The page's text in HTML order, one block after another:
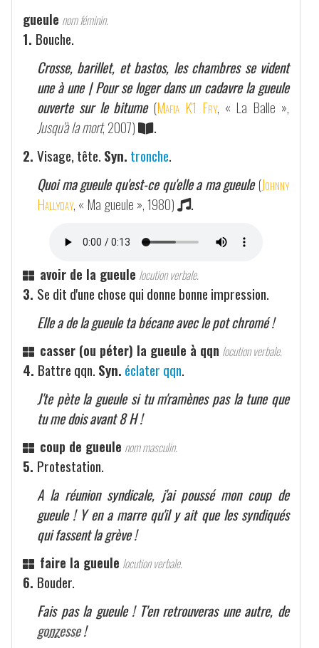
gueule nom féminin.
1. Bouche.
Crosse, barillet, et bastos, les chambres se vident
une à une | Pour se loger dans un cadavre la gueule
ouverte sur le bitume (Mafia K'1 Fry, « La Balle »,
Jusqu'à la mort, 2007)
.
2. Visage, tête. Syn. tronche.
Quoi ma gueule qu'est-ce qu'elle a ma gueule (Johnny
Hallyday, « Ma gueule », 1980) .
avoir de la gueule locution verbale.
3. Se dit d'une chose qui donne bonne impression.
Elle a de la gueule ta bécane avec le pot chromé !
casser (ou péter) la gueule à qqn locution verbale.
4. Battre qqn. Syn. éclater qqn.
J'te pète la gueule si tu m'ramènes pas la tune que
tu me dois avant 8 H !
coup de gueule nom masculin.
5. Protestation.
A la réunion syndicale, j'ai poussé mon coup de
gueule ! Y en a marre qu'il y ait que les syndiqués
qui fassent la grève !
faire la gueule locution verbale.
6. Bouder.
Fais pas la gueule ! T'en retrouveras une autre, de
gonzesse!